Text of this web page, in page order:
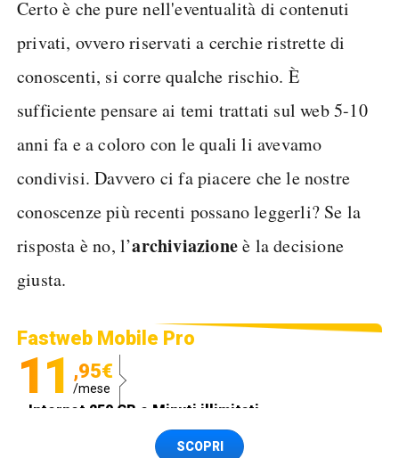
Certo è che pure nell'eventualità di contenuti
privati, ovvero riservati a cerchie ristrette di
conoscenti, si corre qualche rischio. È
sufficiente pensare ai temi trattati sul web 5-10
anni fa e a coloro con le quali li avevamo
condivisi. Davvero ci fa piacere che le nostre
conoscenze più recenti possano leggerli? Se la
risposta è no, l’archiviazioneè la decisione
giusta.
Fastweb Mobile Pro
11 ,95€
/mese
Internet 250 GB e Minuti illimitati
Spedizione SIM GRATISSCOPRI